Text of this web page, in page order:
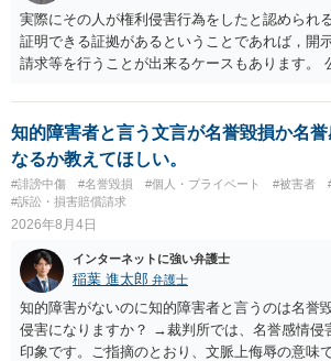
実際にその人が権利侵害行為をしたと認められ
証明できる証拠があるということであれば，開
請求等を行うことが出来るケースもあります。
に個別に相談されると良いでしょう。
知的障害者と言う文言が名誉毀損か名
なるか教えてほしい。
#誹謗中傷 #名誉毀損 #個人・プライベート #被害者
#訴訟・損害賠償請求
2026年8月4日
インターネットに強い弁護士
稲葉 進太郎 弁護士
知的障害がないのに知的障害者と言うのは名誉
侵害になりますか？ →裁判所では、名誉感情侵
印象です。ご指摘のとおり、文脈上侮辱の意味